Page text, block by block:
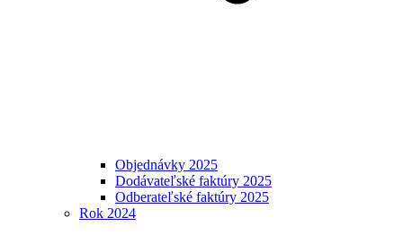
Objednávky 2025
Dodávateľské faktúry 2025
Odberateľské faktúry 2025
Rok 2024